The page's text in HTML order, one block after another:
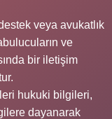
veya avukatlık
ve
bir iletişim
hukuki bilgileri,
dayanarak